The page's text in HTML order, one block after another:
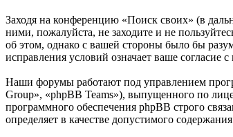
Заходя на конференцию «Поиск своих» (в
ними, пожалуйста, не заходите и не
об этом, однако с вашей стороны было бы
исправления условий означает ваше согласие
Наши форумы работают под управлением
Group», «phpBB Teams»), выпущенного по
программного обеспечения phpBB строго
определяет в качестве допустимого